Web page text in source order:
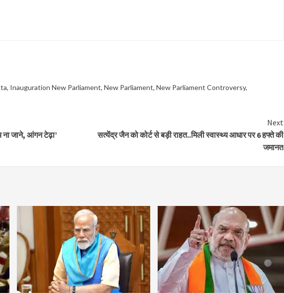
, Inauguration New Parliament, New Parliament, New Parliament Controversy,
ना जाने, आंगन टेढ़ा’
Next
सत्येंद्र जैन को कोर्ट से बड़ी राहत..मिली स्वास्थ्य आधार पर 6 हफ्ते की
जमानत